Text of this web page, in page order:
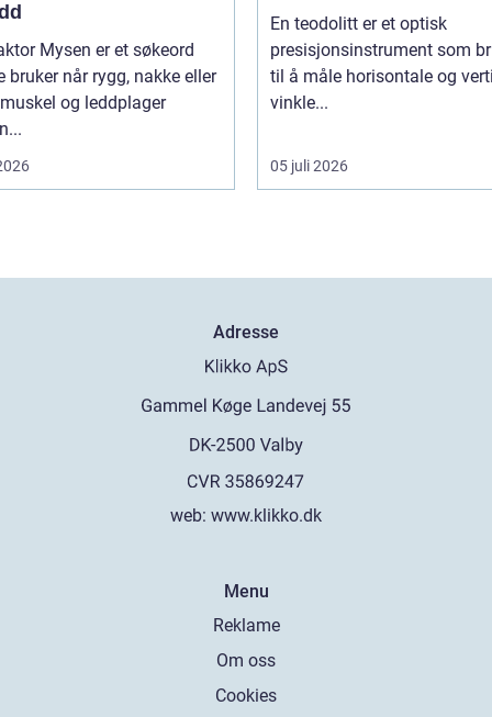
Mysen er et søkeord
bruker når rygg, nakke eller
og leddplager
En teodolitt er et optisk
presisjonsinstrument som
til å måle horisontale og
vinkle...
05 juli 2026
Adresse
web: www.klikko.dk
Menu
Reklame
Om oss
Cookies